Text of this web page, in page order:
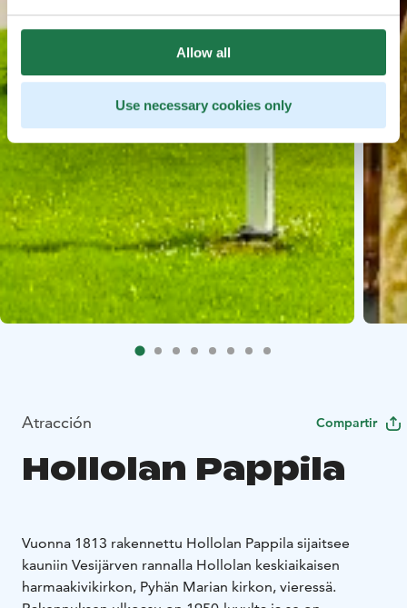
Allow all
Use necessary cookies only
Atracción Compartir
Hollolan Pappila
Vuonna 1813 rakennettu Hollolan Pappila sijaitsee
kauniin Vesijärven rannalla Hollolan keskiaikaisen
harmaakivikirkon, Pyhän Marian kirkon, vieressä.